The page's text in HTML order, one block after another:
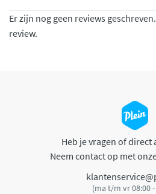
Er zijn nog geen reviews
review.
Heb je vragen of direct
Neem contact op met
(ma t/m vr 08:00 -